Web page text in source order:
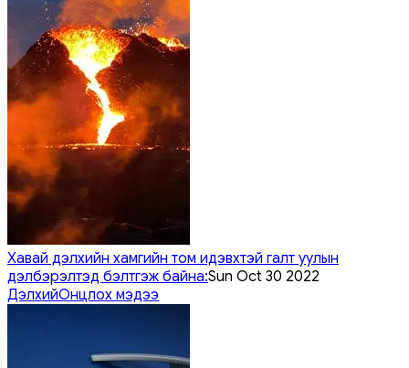
Хавай дэлхийн хамгийн том идэвхтэй галт уулын
дэлбэрэлтэд бэлтгэж байна:Sun Oct 30 2022
ДэлхийОнцлох мэдээ